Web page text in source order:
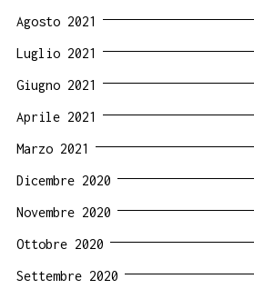
Agosto 2021
Luglio 2021
Giugno 2021
Aprile 2021
Marzo 2021
Dicembre 2020
Novembre 2020
Ottobre 2020
Settembre 2020